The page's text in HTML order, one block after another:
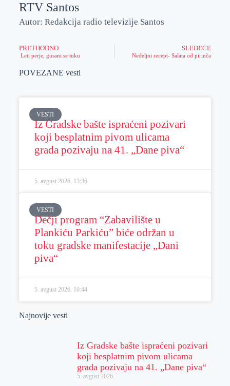
RTV Santos
Autor: Redakcija radio televizije Santos
PRETHODNO
Leti perje, gusani se tuku
SLEDEĆE
Nedeljni recept- Salata od pirinča
POVEZANE vesti
VESTI
Iz Gradske bašte ispraćeni pozivari
koji besplatnim pivom ulicama
grada pozivaju na 41. „Dane piva“
5. avgust 2026. 13:36
VESTI
Dečji program “Zabavilište u
Plankiću Parkiću” biće održan u
toku gradske manifestacije „Dani
piva“
5. avgust 2026. 10:44
Najnovije vesti
Iz Gradske bašte ispraćeni pozivari
koji besplatnim pivom ulicama
grada pozivaju na 41. „Dane piva“
5. avgust 2026.